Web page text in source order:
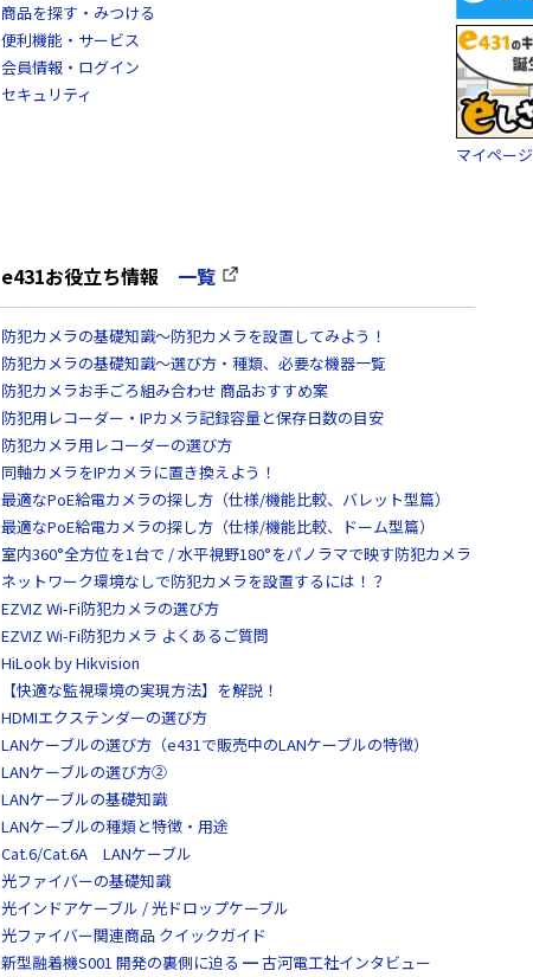
商品を探す・みつける
便利機能・サービス
会員情報・ログイン
セキュリティ
マイページ
e431お役立ち情報 一覧
防犯カメラの基礎知識～防犯カメラを設置してみよう！
防犯カメラの基礎知識～選び方・種類、必要な機器一覧
防犯カメラお手ごろ組み合わせ 商品おすすめ案
防犯用レコーダー・IPカメラ記録容量と保存日数の目安
防犯カメラ用レコーダーの選び方
同軸カメラをIPカメラに置き換えよう！
最適なPoE給電カメラの探し方（仕様/機能比較、バレット型篇）
最適なPoE給電カメラの探し方（仕様/機能比較、ドーム型篇）
室内360°全方位を1台で / 水平視野180°をパノラマで映す防犯カメラ
ネットワーク環境なしで防犯カメラを設置するには！？
EZVIZ Wi-Fi防犯カメラの選び方
EZVIZ Wi-Fi防犯カメラ よくあるご質問
HiLook by Hikvision
【快適な監視環境の実現方法】を解説！
HDMIエクステンダーの選び方
LANケーブルの選び方（e431で販売中のLANケーブルの特徴）
LANケーブルの選び方②
LANケーブルの基礎知識
LANケーブルの種類と特徴・用途
Cat.6/Cat.6A LANケーブル
光ファイバーの基礎知識
光インドアケーブル / 光ドロップケーブル
光ファイバー関連商品 クイックガイド
新型融着機S001 開発の裏側に迫る ━ 古河電工社インタビュー